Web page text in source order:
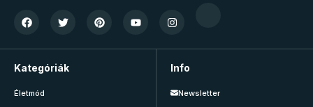
Kategóriák
Életmód
Info
Newsletter